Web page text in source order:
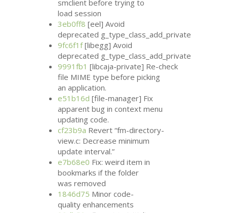
smclient before trying to
load session
3eb0ff8 [eel] Avoid
deprecated g_type_class_add_private
9fc6f1f[libegg] Avoid
deprecated g_type_class_add_private
9991fb1 [libcaja-private] Re-check
file MIME type before picking
an application.
e51b16d [file-manager] Fix
apparent bug in context menu
updating code.
cf23b9a Revert “fm-directory-
view.c: Decrease minimum
update interval.”
e7b68e0 Fix: weird item in
bookmarks if the folder
was removed
1846d75 Minor code-
quality enhancements